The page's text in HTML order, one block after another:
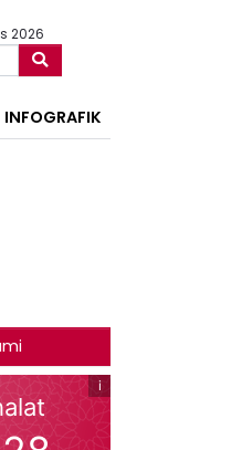
2026
INFOGRAFIK